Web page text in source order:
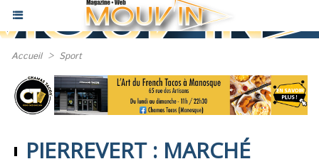
Accueil > Sport
PIERREVERT : MARCHÉ